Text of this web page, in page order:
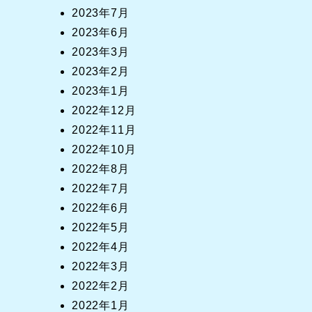
2023年7月
2023年6月
2023年3月
2023年2月
2023年1月
2022年12月
2022年11月
2022年10月
2022年8月
2022年7月
2022年6月
2022年5月
2022年4月
2022年3月
2022年2月
2022年1月